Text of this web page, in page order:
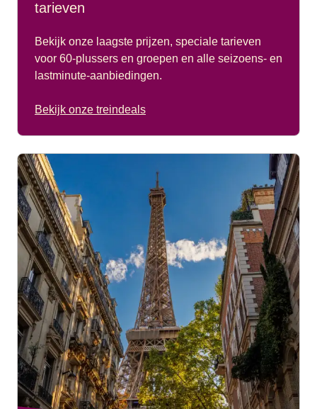
tarieven
Bekijk onze laagste prijzen, speciale tarieven
voor 60-plussers en groepen en alle seizoens- en
lastminute-aanbiedingen.
Bekijk onze treindeals